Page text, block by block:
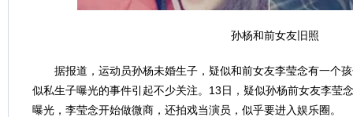
孙杨和前女友旧照
据报道，运动员孙杨未婚生子，疑似和前女友李莹念有一个孩
似私生子曝光的事件引起不少关注。13日，疑似孙杨前女友李莹
曝光，李莹念开始做微商，还拍戏当演员，似乎要进入娱乐圈。